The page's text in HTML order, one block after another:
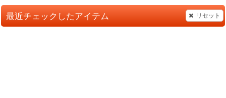
最近チェックしたアイテム リセット